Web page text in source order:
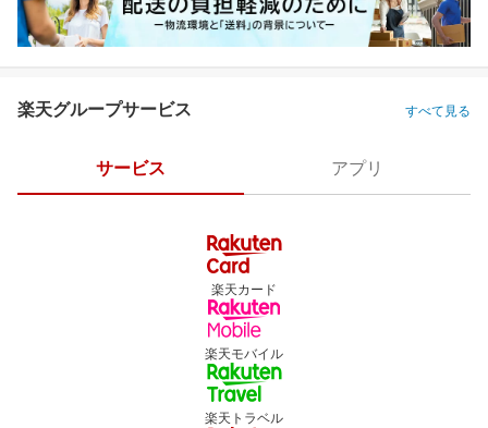
楽天グループサービス すべて見る
サービス アプリ
楽天カード
楽天モバイル
楽天トラベル